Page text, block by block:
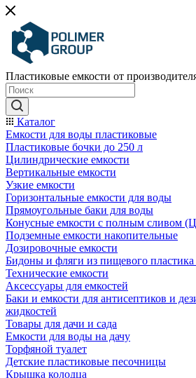
Пластиковые емкости от
Каталог
Емкости для воды пластиковые
Пластиковые бочки до 250 л
Цилиндрические емкости
Вертикальные емкости
Узкие емкости
Горизонтальные емкости для воды
Прямоугольные баки для воды
Конусные емкости с полным сливом
Подземные емкости накопительные
Дозировочные емкости
Бидоны и фляги из пищевого пластика
Технические емкости
Аксессуары для емкостей
Баки и емкости для антисептиков и
жидкостей
Товары для дачи и сада
Емкости для воды на дачу
Торфяной туалет
Детские пластиковые песочницы
Крышка колодца